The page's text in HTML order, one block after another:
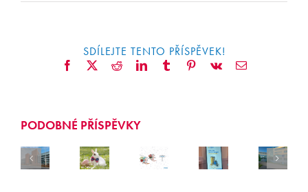
SDÍLEJTE TENTO PŘÍSPĚVEK!
Facebook
X RedditLinkedIn TumblrPinterestVk E-
PODOBNÉ PŘÍSPĚVKY